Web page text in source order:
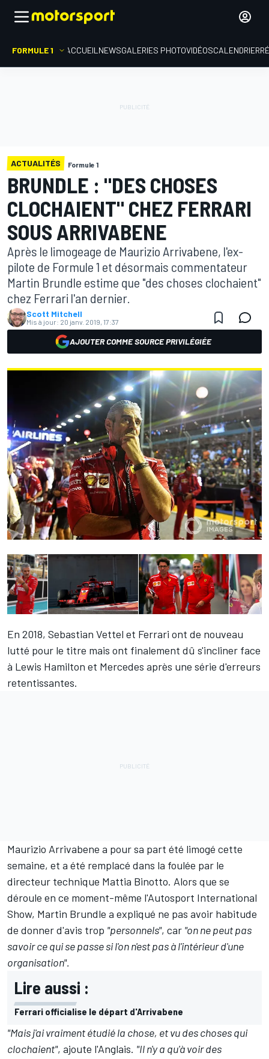
FORMULE 1 ACCUEIL NEWSGALERIES PHOTOVIDÉOSCALENDRIER
ACTUALITÉS Formule 1
BRUNDLE : "DES CHOSES
CLOCHAIENT" CHEZ FERRARI
SOUS ARRIVABENE
Après le limogeage de Maurizio Arrivabene, l'ex-
pilote de Formule 1 et désormais commentateur
Martin Brundle estime que "des choses clochaient"
chez Ferrari l'an dernier.
Scott Mitchell
Mis à jour: 20 janv. 2019, 17:37
AJOUTER COMME SOURCE PRIVILÉGIÉE
En 2018, Sebastian Vettel et Ferrari ont de nouveau
lutté pour le titre mais ont finalement dû s'incliner face
à Lewis Hamilton et Mercedes après une série d'erreurs
retentissantes.
Maurizio Arrivabene a pour sa part été limogé cette
semaine, et a été remplacé dans la foulée par le
directeur technique Mattia Binotto. Alors que se
déroule en ce moment-même l'Autosport International
Show, Martin Brundle a expliqué ne pas avoir habitude
de donner d'avis trop "personnels", car "on ne peut pas
savoir ce qui se passe si l'on n'est pas à l'intérieur d'une
organisation".
Lire aussi :
Ferrari officialise le départ d'Arrivabene
"Mais j'ai vraiment étudié la chose, et vu des choses qui
clochaient", ajoute l'Anglais. "Il n'y a qu'à voir des